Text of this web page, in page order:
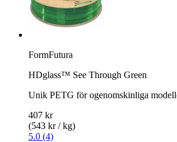
FormFutura
HDglass™ See Through Green
Unik PETG för ogenomskinliga
407 kr
(543 kr / kg)
5.0 (4)